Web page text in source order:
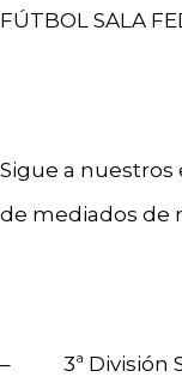
FÚTBOL SALA
Sigue a nuestros
de mediados de
– 3ª División